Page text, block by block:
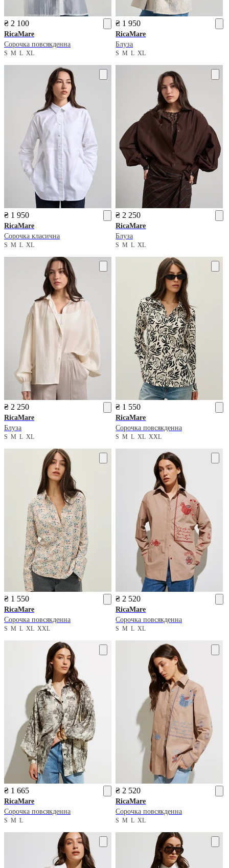
₴ 2 100
RicaMare
Сорочка повсякденна
S M L XL
₴ 1 950
RicaMare
Блуза
SMLXL
₴ 1 950
RicaMare
Сорочка класична
S M L XL
₴ 2 250
RicaMare
Блуза
SMLXL
₴ 2 250
RicaMare
Блуза
S M L XL
₴ 1 550
RicaMare
Сорочка повсякденна
SMLXLXXL
₴ 1 550
RicaMare
Сорочка повсякденна
S M L XL XXL
₴ 2 520
RicaMare
Сорочка повсякденна
SMLXL
₴ 1 665
RicaMare
Сорочка повсякденна
S M L
₴ 2 520
RicaMare
Сорочка повсякденна
SMLXL